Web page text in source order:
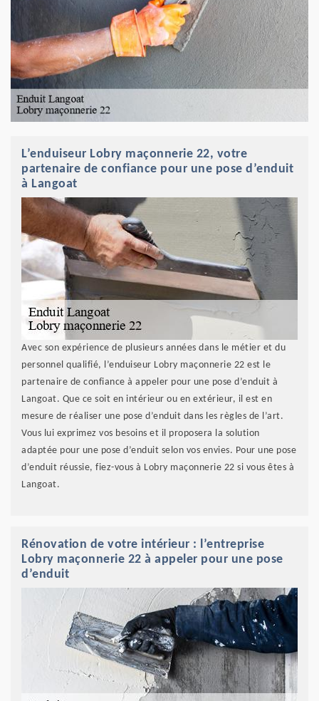
L’enduiseur Lobry maçonnerie 22, votre
partenaire de confiance pour une pose d’enduit
à Langoat
Avec son expérience de plusieurs années dans le métier et du
personnel qualifié, l’enduiseur Lobry maçonnerie 22 est le
partenaire de confiance à appeler pour une pose d’enduit à
Langoat. Que ce soit en intérieur ou en extérieur, il est en
mesure de réaliser une pose d’enduit dans les règles de l’art.
Vous lui exprimez vos besoins et il proposera la solution
adaptée pour une pose d’enduit selon vos envies. Pour une pose
d’enduit réussie, fiez-vous à Lobry maçonnerie 22 si vous êtes à
Langoat.
Rénovation de votre intérieur : l’entreprise
Lobry maçonnerie 22 à appeler pour une pose
d’enduit